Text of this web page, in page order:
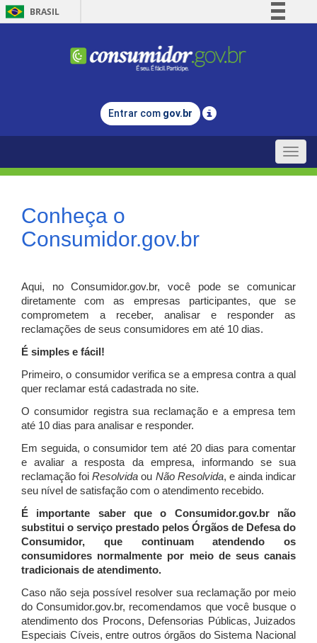
BRASIL
Comunica BR
Legislação
Entrar com gov.br
Toggle
Conheça o
Consumidor.gov.br
Aqui, no Consumidor.gov.br, você pode se comunicar
diretamente com as empresas participantes, que se
comprometem a receber, analisar e responder as
reclamações de seus consumidores em até 10 dias.
É simples e fácil!
Primeiro, o consumidor verifica se a empresa contra a qual
quer reclamar está cadastrada no site.
O consumidor registra sua reclamação e a empresa tem
até 10 dias para analisar e responder.
Em seguida, o consumidor tem até 20 dias para comentar
e avaliar a resposta da empresa, informando se sua
reclamação foiResolvida ou Não Resolvida, e ainda indicar
seu nível de satisfação com o atendimento recebido.
É importante saber que o Consumidor.gov.br não
substitui o serviço prestado pelos Órgãos de Defesa do
Consumidor, que continuam atendendo os
consumidores normalmente por meio de seus canais
tradicionais de atendimento.
Caso não seja possível resolver sua reclamação por meio
do Consumidor.gov.br, recomendamos que você busque o
atendimento dos Procons, Defensorias Públicas, Juizados
Especiais Cíveis, entre outros órgãos do Sistema Nacional